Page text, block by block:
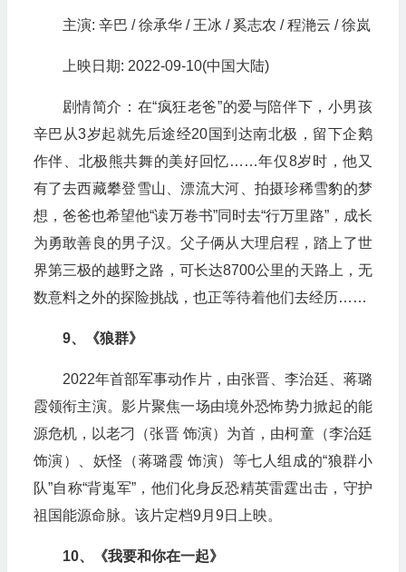
主演: 辛巴 / 徐承华 / 王冰 / 奚志农 / 程滟云 / 徐岚
上映日期: 2022-09-10(中国大陆)
剧情简介：在“疯狂老爸”的爱与陪伴下，小男孩
辛巴从3岁起就先后途经20国到达南北极，留下企鹅
作伴、北极熊共舞的美好回忆……年仅8岁时，他又
有了去西藏攀登雪山、漂流大河、拍摄珍稀雪豹的梦
想，爸爸也希望他“读万卷书”同时去“行万里路”，成长
为勇敢善良的男子汉。父子俩从大理启程，踏上了世
界第三极的越野之路，可长达8700公里的天路上，无
数意料之外的探险挑战，也正等待着他们去经历……
9、《狼群》
2022年首部军事动作片，由张晋、李治廷、蒋璐
霞领衔主演。影片聚焦一场由境外恐怖势力掀起的能
源危机，以老刁（张晋 饰演）为首，由柯童（李治廷
饰演）、妖怪（蒋璐霞 饰演）等七人组成的“狼群小
队”自称“背嵬军”，他们化身反恐精英雷霆出击，守护
祖国能源命脉。该片定档9月9日上映。
10、《我要和你在一起》